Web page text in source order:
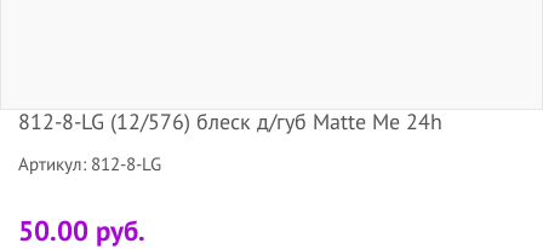
812-8-LG (12/576) блеск д/губ Matte Me 24h
Артикул: 812-8-LG
50.00 руб.